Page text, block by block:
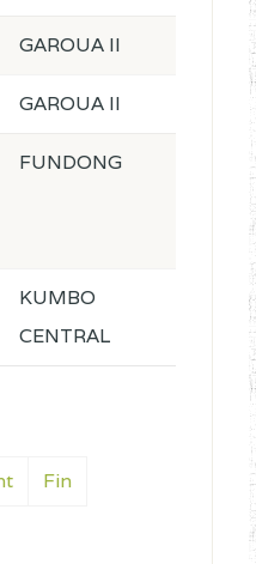
Fin
GAROUA II
GAROUA II
FUNDONG
KUMBO
CENTRAL